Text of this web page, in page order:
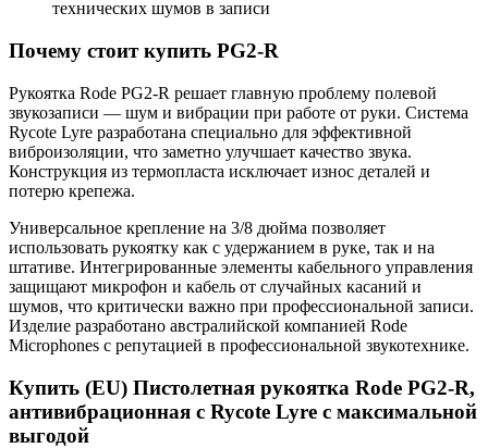
технических шумов в записи
Почему стоит купить PG2-R
Рукоятка Rode PG2-R решает главную проблему полевой
звукозаписи — шум и вибрации при работе от руки. Система
Rycote Lyre разработана специально для эффективной
виброизоляции, что заметно улучшает качество звука.
Конструкция из термопласта исключает износ деталей и
потерю крепежа.
Универсальное крепление на 3/8 дюйма позволяет
использовать рукоятку как с удержанием в руке, так и на
штативе. Интегрированные элементы кабельного управления
защищают микрофон и кабель от случайных касаний и
шумов, что критически важно при профессиональной записи.
Изделие разработано австралийской компанией Rode
Microphones с репутацией в профессиональной звукотехнике.
Купить (EU) Пистолетная рукоятка Rode PG2-R,
антивибрационная с Rycote Lyre с максимальной
выгодой